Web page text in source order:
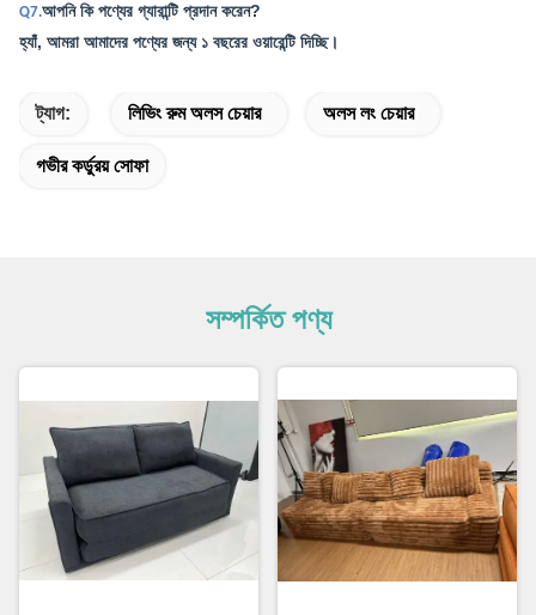
Q7.আপনি কি পণ্যের গ্যারান্টি প্রদান করেন?
হ্যাঁ, আমরা আমাদের পণ্যের জন্য ১ বছরের ওয়ারেন্টি দিচ্ছি।
ট্যাগ: লিভিং রুম অলস চেয়ার অলস লং চেয়ার
গভীর কর্ডুরয় সোফা
সম্পর্কিত পণ্য